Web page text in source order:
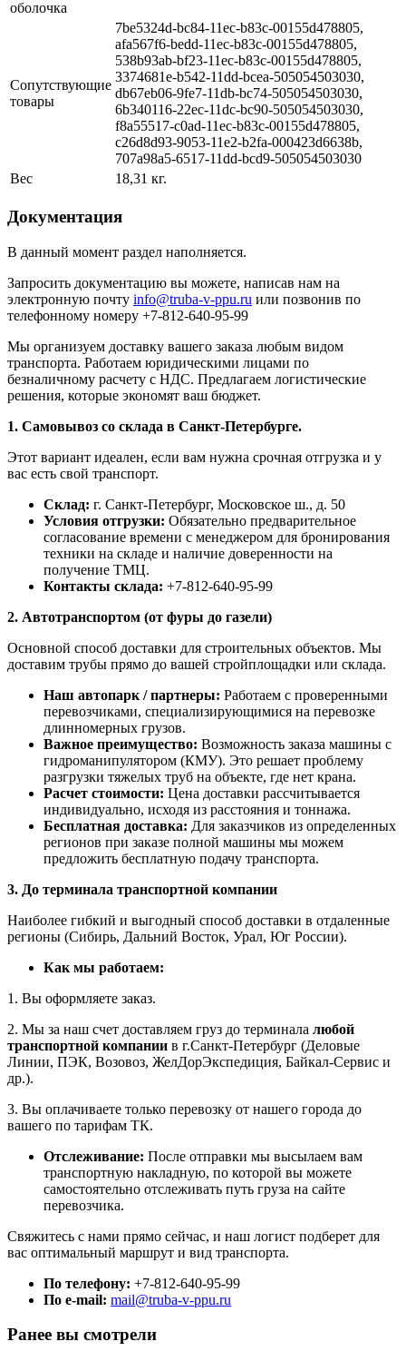
оболочка
Сопутствующие
товары
7be5324d-bc84-11ec-b83c-00155d478805,
afa567f6-bedd-11ec-b83c-00155d478805,
538b93ab-bf23-11ec-b83c-00155d478805,
3374681e-b542-11dd-bcea-505054503030,
db67eb06-9fe7-11db-bc74-505054503030,
6b340116-22ec-11dc-bc90-505054503030,
f8a55517-c0ad-11ec-b83c-00155d478805,
c26d8d93-9053-11e2-b2fa-000423d6638b,
707a98a5-6517-11dd-bcd9-505054503030
Вес
18,31 кг.
Документация
В данный момент раздел наполняется.
Запросить документацию вы можете, написав нам на
электронную почту info@truba-v-ppu.ru или позвонив по
телефонному номеру +7-812-640-95-99
Мы организуем доставку вашего заказа любым видом
транспорта. Работаем юридическими лицами по
безналичному расчету с НДС. Предлагаем логистические
решения, которые экономят ваш бюджет.
1. Самовывоз со склада в Санкт-Петербурге.
Этот вариант идеален, если вам нужна срочная отгрузка и у
вас есть свой транспорт.
Склад: г. Санкт-Петербург, Московское ш., д. 50
Условия отгрузки: Обязательно предварительное
согласование времени с менеджером для бронирования
техники на складе и наличие доверенности на
получение ТМЦ.
Контакты склада: +7-812-640-95-99
2. Автотранспортом (от фуры до газели)
Основной способ доставки для строительных объектов. Мы
доставим трубы прямо до вашей стройплощадки или склада.
Наш автопарк / партнеры: Работаем с проверенными
перевозчиками, специализирующимися на перевозке
длинномерных грузов.
Важное преимущество: Возможность заказа машины с
гидроманипулятором (КМУ). Это решает проблему
разгрузки тяжелых труб на объекте, где нет крана.
Расчет стоимости: Цена доставки рассчитывается
индивидуально, исходя из расстояния и тоннажа.
Бесплатная доставка: Для заказчиков из определенных
регионов при заказе полной машины мы можем
предложить бесплатную подачу транспорта.
3. До терминала транспортной компании
Наиболее гибкий и выгодный способ доставки в отдаленные
регионы (Сибирь, Дальний Восток, Урал, Юг России).
Как мы работаем:
1. Вы оформляете заказ.
2. Мы за наш счет доставляем груз до терминала любой
транспортной компании в г.Санкт-Петербург (Деловые
Линии, ПЭК, Возовоз, ЖелДорЭкспедиция, Байкал-Сервис и
др.).
3. Вы оплачиваете только перевозку от нашего города до
вашего по тарифам ТК.
Отслеживание: После отправки мы высылаем вам
транспортную накладную, по которой вы можете
самостоятельно отслеживать путь груза на сайте
перевозчика.
Свяжитесь с нами прямо сейчас, и наш логист подберет для
вас оптимальный маршрут и вид транспорта.
По телефону: +7-812-640-95-99
По e-mail: mail@truba-v-ppu.ru
Ранее вы смотрели